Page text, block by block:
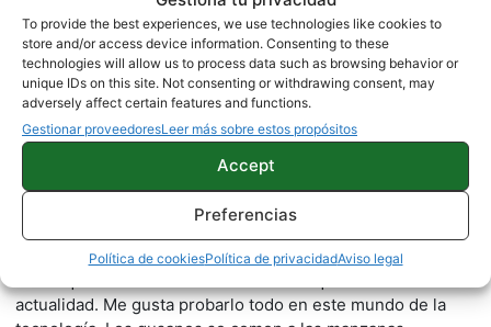
To provide the best experiences, we use technologies like cookies to
store and/or access device information. Consenting to these
technologies will allow us to process data such as browsing behavior or
unique IDs on this site. Not consenting or withdrawing consent, may
adversely affect certain features and functions.
Gestionar proveedoresLeer más sobre estos propósitos
Accept
Preferencias
Política de cookiesPolítica de privacidadAviso legal
Quelian Sanz
11059 artículos publicados en ProAndroid desde 2020.
Redactor en Pro Android | Apasionado de ese Androide
actualidad. Me gusta probarlo todo en este mundo de la